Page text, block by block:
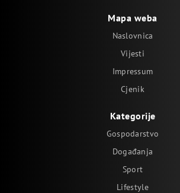
Mapa weba
Naslovnica
Vijesti
Impressum
Cjenik
Kategorije
Gospodarstvo
Događanja
Sport
Lifestyle